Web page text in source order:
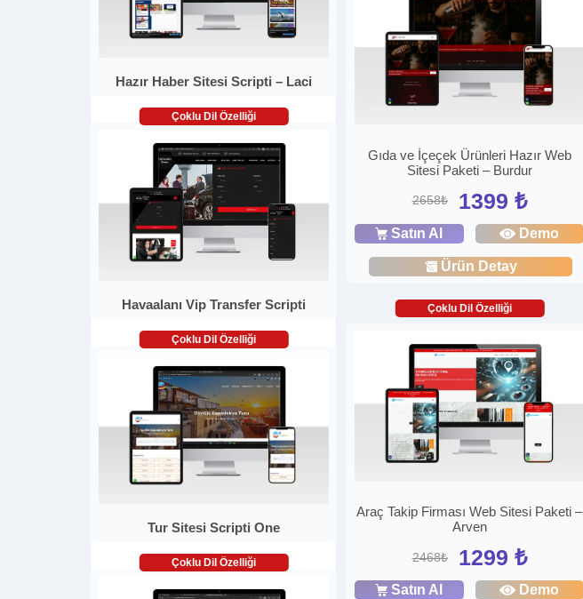
Hazır Haber Sitesi Scripti – Laci
Çoklu Dil Özelliği
Havaalanı Vip Transfer Scripti
Çoklu Dil Özelliği
Tur Sitesi Scripti One
Çoklu Dil Özelliği
Gıda ve İçeçek Ürünleri Hazır Web
Sitesi Paketi – Burdur
2658₺ 1399 ₺
Satın Al Demo
Ürün Detay
Çoklu Dil Özelliği
Araç Takip Firması Web Sitesi Paketi –
Arven
2468₺ 1299 ₺
Satın Al Demo